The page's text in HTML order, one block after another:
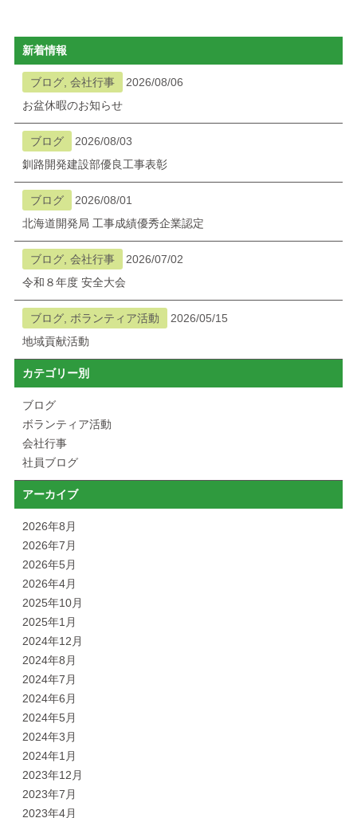
新着情報
ブログ, 会社行事
2026/08/06
お盆休暇のお知らせ
ブログ
2026/08/03
釧路開発建設部優良工事表彰
ブログ
2026/08/01
北海道開発局 工事成績優秀企業認定
ブログ, 会社行事
2026/07/02
令和８年度 安全大会
ブログ, ボランティア活動
2026/05/15
地域貢献活動
カテゴリー別
ブログ
ボランティア活動
会社行事
社員ブログ
アーカイブ
2026年8月
2026年7月
2026年5月
2026年4月
2025年10月
2025年1月
2024年12月
2024年8月
2024年7月
2024年6月
2024年5月
2024年3月
2024年1月
2023年12月
2023年7月
2023年4月